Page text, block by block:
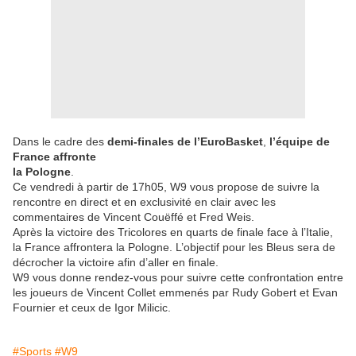
Dans le cadre des demi-finales de l’EuroBasket l’équipe de
France affronte
la Pologne
Ce vendredi à partir de 17h05, W9 vous propose de suivre la
rencontre en direct et en exclusivité en clair avec les
commentaires de Vincent Couëffé et Fred Weis.
Après la victoire des Tricolores en quarts de finale face à l’Italie,
la France affrontera la Pologne. L’objectif pour les Bleus sera de
décrocher la victoire afin d’aller en finale.
W9 vous donne rendez-vous pour suivre cette confrontation entre
les joueurs de Vincent Collet emmenés par Rudy Gobert et Evan
Fournier et ceux de Igor Milicic.
#Sports #W9